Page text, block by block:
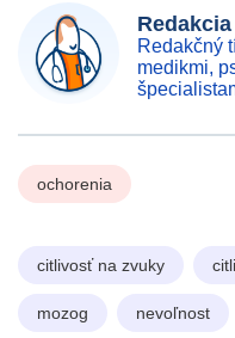
Redakčný
medikmi,
ochorenia
citlivosť na zvuky
mozog nevoľnost